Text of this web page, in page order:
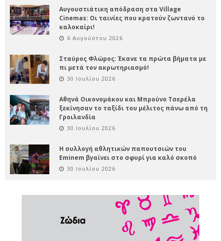
Αυγουστιάτικη απόδραση στα Village
Cinemas: Οι ταινίες που κρατούν ζωντανό το
καλοκαίρι!
6 Αυγούστου 2026
Σταύρος Φλώρος: Έκανε τα πρώτα βήματα με
πι μετά τον ακρωτηριασμό!
30 Ιουλίου 2026
Αθηνά Οικονομάκου και Μπρούνο Τσερέλα
ξεκίνησαν το ταξίδι του μέλιτος πάνω από τη
Γροιλανδία
30 Ιουλίου 2026
Η συλλογή αθλητικών παπουτσιών του
Eminem βγαίνει στο σφυρί για καλό σκοπό
30 Ιουλίου 2026